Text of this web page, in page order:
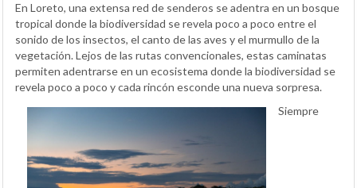
En Loreto, una extensa red de senderos se adentra en un bosque
tropical donde la biodiversidad se revela poco a poco entre el
sonido de los insectos, el canto de las aves y el murmullo de la
vegetación. Lejos de las rutas convencionales, estas caminatas
permiten adentrarse en un ecosistema donde la biodiversidad se
revela poco a poco y cada rincón esconde una nueva sorpresa.
Siempre